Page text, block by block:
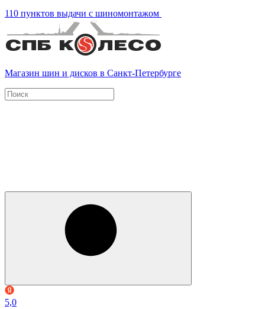
110 пунктов выдачи с шиномонтажом
Магазин шин и дисков в Санкт-Петербурге
5,0